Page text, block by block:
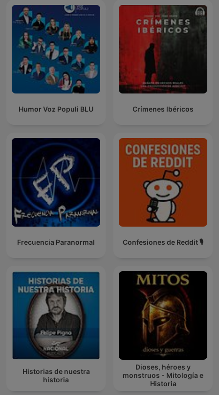
Humor Voz Populi BLU Crímenes Ibéricos
Frecuencia Paranormal Confesiones de Reddit 🎙️
Historias de nuestra
historia
Dioses, héroes y
monstruos - Mitología e
Historia